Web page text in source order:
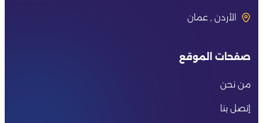
الأردن , عمان
صفحات الموقع
من نحن
إتصل بنا